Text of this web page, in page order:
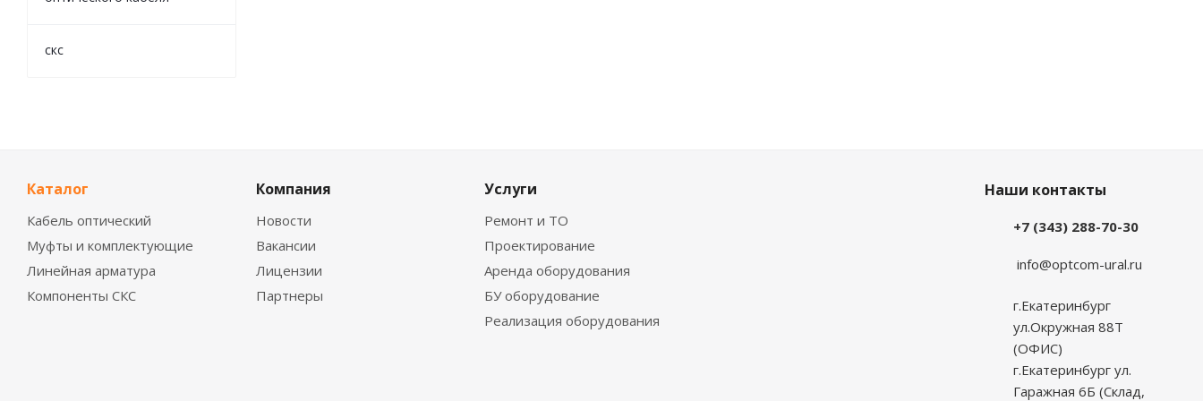
скс
Каталог
Кабель оптический
Муфты и комплектующие
Линейная арматура
Компоненты СКС
Компания
Новости
Вакансии
Лицензии
Партнеры
Услуги
Ремонт и ТО
Проектирование
Аренда оборудования
БУ оборудование
Реализация оборудования
Наши контакты
+7 (343) 288-70-30
info@optcom-ural.ru
г.Екатеринбург
ул.Окружная 88Т
(ОФИС)
г.Екатеринбург ул.
Гаражная 6Б (Склад,